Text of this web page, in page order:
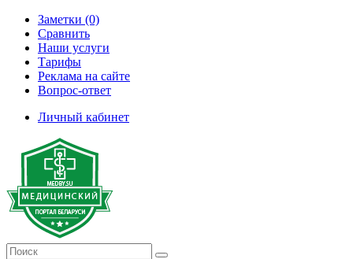
Заметки (0)
Сравнить
Наши услуги
Тарифы
Реклама на сайте
Вопрос-ответ
Личный кабинет